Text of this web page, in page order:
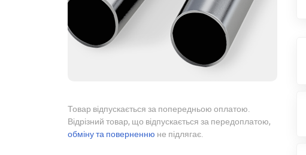
Товар відпускається за попередньою оплатою.
Відрізний товар, що відпускається за передоплатою,
обміну та поверненню не підлягає.